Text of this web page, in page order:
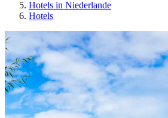
Hotels in Niederlande
Hotels